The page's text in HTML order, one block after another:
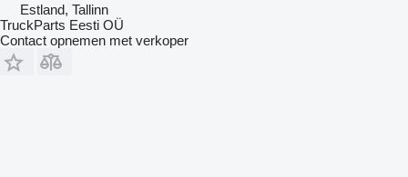
Estland, Tallinn
TruckParts Eesti OÜ
Contact opnemen met verkoper